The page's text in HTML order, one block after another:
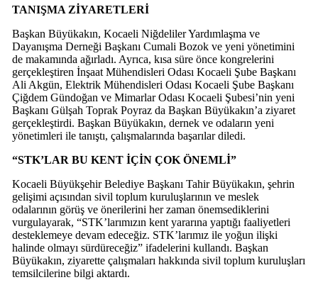
TANIŞMA ZİYARETLERİ
Başkan Büyükakın, Kocaeli Niğdeliler Yardımlaşma ve
Dayanışma Derneği Başkanı Cumali Bozok ve yeni yönetimini
de makamında ağırladı. Ayrıca, kısa süre önce kongrelerini
gerçekleştiren İnşaat Mühendisleri Odası Kocaeli Şube Başkanı
Ali Akgün, Elektrik Mühendisleri Odası Kocaeli Şube Başkanı
Çiğdem Gündoğan ve Mimarlar Odası Kocaeli Şubesi’nin yeni
Başkanı Gülşah Toprak Poyraz da Başkan Büyükakın’a ziyaret
gerçekleştirdi. Başkan Büyükakın, dernek ve odaların yeni
yönetimleri ile tanıştı, çalışmalarında başarılar diledi.
“STK’LAR BU KENT İÇİN ÇOK ÖNEMLİ”
Kocaeli Büyükşehir Belediye Başkanı Tahir Büyükakın, şehrin
gelişimi açısından sivil toplum kuruluşlarının ve meslek
odalarının görüş ve önerilerini her zaman önemsediklerini
vurgulayarak, “STK’larımızın kent yararına yaptığı faaliyetleri
desteklemeye devam edeceğiz. STK’larımız ile yoğun ilişki
halinde olmayı sürdüreceğiz” ifadelerini kullandı. Başkan
Büyükakın, ziyarette çalışmaları hakkında sivil toplum kuruluşları
temsilcilerine bilgi aktardı.